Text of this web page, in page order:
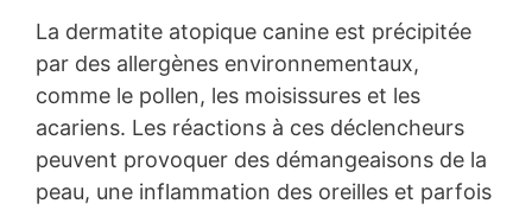
La dermatite atopique canine est précipitée
par des allergènes environnementaux,
comme le pollen, les moisissures et les
acariens. Les réactions à ces déclencheurs
peuvent provoquer des démangeaisons de la
peau, une inflammation des oreilles et parfois